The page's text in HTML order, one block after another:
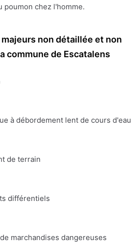
poumon chez l'homme.
non détaillée et non
commune de Escatalens
à débordement lent de cours d'eau
de terrain
différentiels
marchandises dangereuses